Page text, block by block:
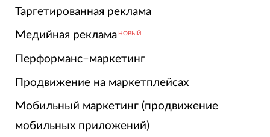
Таргетированная реклама
Медийная реклама НОВЫЙ
Перформанс–маркетинг
Продвижение на маркетплейсах
Мобильный маркетинг (продвижение
мобильных приложений)